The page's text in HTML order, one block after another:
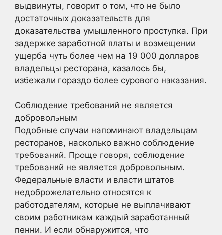
выдвинуты, говорит о том, что не было
достаточных доказательств для
доказательства умышленного проступка. При
задержке заработной платы и возмещении
ущерба чуть более чем на 19 000 долларов
владельцы ресторана, казалось бы,
избежали гораздо более сурового наказания.
Соблюдение требований не является
добровольным
Подобные случаи напоминают владельцам
ресторанов, насколько важно соблюдение
требований. Проще говоря, соблюдение
требований не является добровольным.
Федеральные власти и власти штатов
недоброжелательно относятся к
работодателям, которые не выплачивают
своим работникам каждый заработанный
пенни. И если обнаружится, что